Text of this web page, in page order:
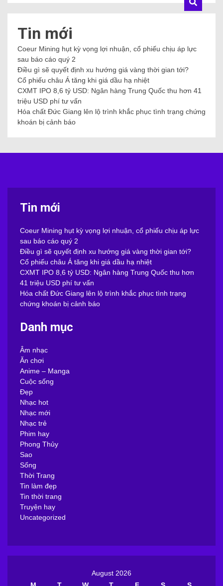
Tin mới
Coeur Mining hụt kỳ vọng lợi nhuận, cổ phiếu chịu áp lực
sau báo cáo quý 2
Điều gì sẽ quyết định xu hướng giá vàng thời gian tới?
Cổ phiếu châu Á tăng khi giá dầu hạ nhiệt
CXMT IPO 8,6 tỷ USD: Ngân hàng Trung Quốc thu hơn 41
triệu USD phí tư vấn
Hóa chất Đức Giang lên lộ trình khắc phục tình trạng chứng
khoán bị cảnh báo
Tin mới
Coeur Mining hụt kỳ vọng lợi nhuận, cổ phiếu chịu áp lực
sau báo cáo quý 2
Điều gì sẽ quyết định xu hướng giá vàng thời gian tới?
Cổ phiếu châu Á tăng khi giá dầu hạ nhiệt
CXMT IPO 8,6 tỷ USD: Ngân hàng Trung Quốc thu hơn
41 triệu USD phí tư vấn
Hóa chất Đức Giang lên lộ trình khắc phục tình trạng
chứng khoán bị cảnh báo
Danh mục
Âm nhạc
Ăn chơi
Anime – Manga
Cuộc sống
Đẹp
Nhạc hot
Nhạc mới
Nhạc trẻ
Phim hay
Phong Thủy
Sao
Sống
Thời Trang
Tin làm đẹp
Tin thời trang
Truyện hay
Uncategorized
August 2026